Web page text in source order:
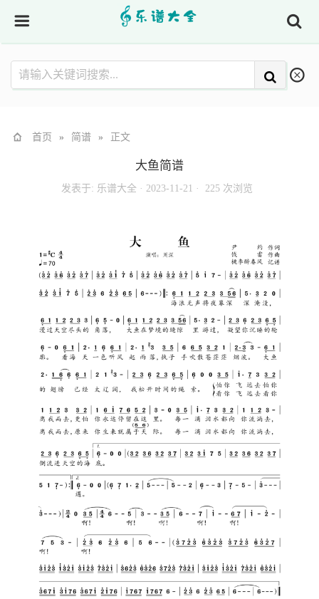
首页 » 简谱 » 正文
大鱼简谱
发表于: 乐谱大全· 2023-11-21 · 225 次浏览